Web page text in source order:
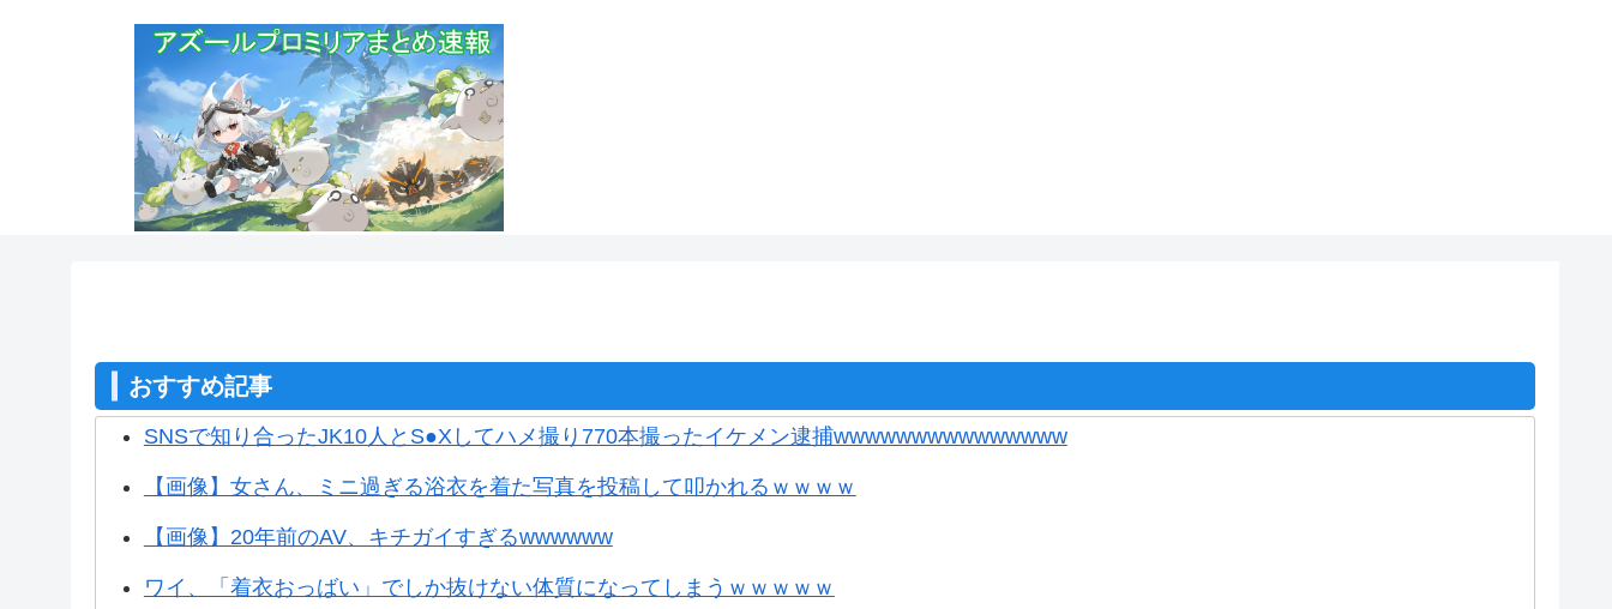
おすすめ記事
SNSで知り合ったJK10人とS●Xしてハメ撮り770本撮ったイケメン逮捕wwwwwwwwwwwwwww
【画像】女さん、ミニ過ぎる浴衣を着た写真を投稿して叩かれるｗｗｗｗ
【画像】20年前のAV、キチガイすぎるwwwwww
ワイ、「着衣おっばい」でしか抜けない体質になってしまうｗｗｗｗｗ